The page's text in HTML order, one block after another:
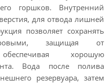
горшков. Внутренний
для отвода лишней
позволяет сохранять
защищая от
хорошую
Вода после полива
резервуара, затем